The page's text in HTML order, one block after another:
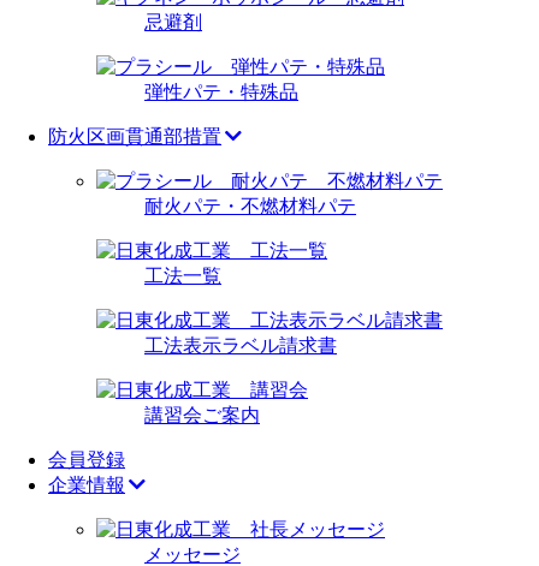
忌避剤
弾性パテ・特殊品
防火区画貫通部措置
耐火パテ・不燃材料パテ
工法一覧
工法表示ラベル請求書
講習会ご案内
会員登録
企業情報
メッセージ